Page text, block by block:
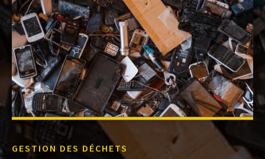
GESTION DES DÉCHETS